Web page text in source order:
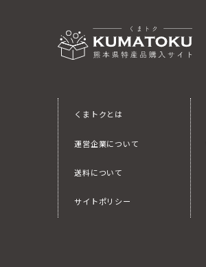
くまトクとは
運営企業について
送料について
サイトポリシー